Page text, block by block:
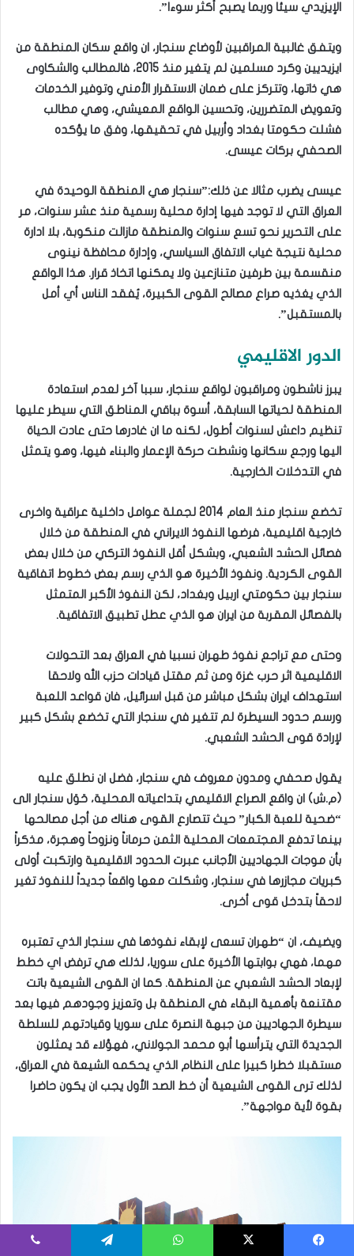
الإيزيدي سيئا وربما يصبح أكثر سوءا”.
ويتفق غالبية المراقبين لأوضاع سنجار، ان واقع سكان المنطقة من
ايزيديين وكرد مسلمين لم يتغير منذ 2015، فالمطالب والشكاوى
هي ذاتها، وتتركز على ضمان الاستقرار الأمني وتوفير الخدمات
وتعويض المتضررين، وتحسين الواقع المعيشي، وهي مطالب
فشلت حكومتا بغداد وأربيل في تحقيقها، وفق ما يؤكده
الصحفي بركات عيسى.
عيسى يضرب مثالا عن ذلك:”سنجار هي المنطقة الوحيدة في
العراق التي لا توجد فيها إدارة محلية رسمية منذ عشر سنوات، مر
على التحرير نحو تسع سنوات والمنطقة مازالت منكوبة، بلا ادارة
محلية نتيجة غياب الاتفاق السياسي، وإدارة محافظة نينوى
منقسمة بين طرفين متنازعين ولا يمكنها اتخاذ قرار. هذا الواقع
الذي يغذيه صراع مصالح القوى الكبيرة، يُفقد الناس أي أمل
بالمستقبل”.
الدور الاقليمي
يبرز ناشطون ومراقبون لواقع سنجار، سببا آخر لعدم استعادة
المنطقة لحياتها السابقة، أسوة بباقي المناطق التي سيطر عليها
تنظيم داعش لسنوات أطول، لكنه ما ان غادرها حتى عادت الحياة
اليها ورجع سكانها ونشطت حركة الإعمار والبناء فيها، وهو يتمثل
في التدخلات الخارجية.
تخضع سنجار منذ العام 2014 لجملة عوامل داخلية عراقية واخرى
خارجية اقليمية، فرضها النفوذ الايراني في المنطقة من خلال
فصائل الحشد الشعبي، وبشكل أقل النفوذ التركي من خلال بعض
القوى الكردية. ونفوذ الأخيرة هو الذي رسم بعض خطوط اتفاقية
سنجار بين حكومتي اربيل وبغداد، لكن النفوذ الأكبر المتمثل
بالفصائل المقربة من ايران هو الذي عطل تطبيق الاتفاقية.
وحتى مع تراجع نفوذ طهران نسبيا في العراق بعد التحولات
الاقليمية اثر حرب غزة ومن ثم مقتل قيادات حزب الله ولاحقا
استهداف ايران بشكل مباشر من قبل اسرائيل، فان قواعد اللعبة
ورسم حدود السيطرة لم تتغير في سنجار التي تخضع بشكل كبير
لإرادة قوى الحشد الشعبي.
يقول صحفي ومدون معروف في سنجار، فضل ان نطلق عليه
(م.ش) ان واقع الصراع الاقليمي بتداعياته المحلية، حَوَل سنجار الى
“ضحية للعبة الكبار” حيث تتصارع القوى هناك من أجل مصالحها
بينما تدفع المجتمعات المحلية الثمن حرماناً ونزوحاً وهجرة، مذكراً
بأن موجات الجهاديين الأجانب عبرت الحدود الاقليمية وارتكبت أولى
كبريات مجازرها في سنجار، وشكلت معها واقعاً جديداً للنفوذ تغير
لاحقاً بتدخل قوى أخرى.
ويضيف، ان “طهران تسعى لإبقاء نفوذها في سنجار الذي تعتبره
مهما، فهي بوابتها الأخيرة على سوريا، لذلك هي ترفض اي خطط
لإبعاد الحشد الشعبي عن المنطقة. كما ان القوى الشيعية باتت
مقتنعة بأهمية البقاء في المنطقة بل وتعزيز وجودهم فيها بعد
سيطرة الجهاديين من جبهة النصرة على سوريا وقيادتهم للسلطة
الجديدة التي يترأسها أبو محمد الجولاني، فهؤلاء قد يمثلون
مستقبلا خطرا كبيرا على النظام الذي يحكمه الشيعة في العراق،
لذلك ترى القوى الشيعية أن خط الصد الأول يجب ان يكون حاضرا
بقوة لأية مواجهة”.